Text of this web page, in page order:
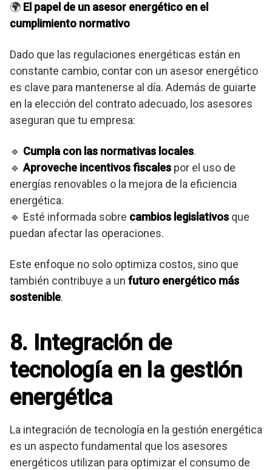
🌍 El papel de un asesor energético en el
cumplimiento normativo
Dado que las regulaciones energéticas están en
constante cambio, contar con un asesor energético
es clave para mantenerse al día. Además de guiarte
en la elección del contrato adecuado, los asesores
aseguran que tu empresa:
🔹 Cumpla con las normativas locales.
🔹 Aproveche incentivos fiscales por el uso de
energías renovables o la mejora de la eficiencia
energética.
🔹 Esté informada sobre cambios legislativos que
puedan afectar las operaciones.
Este enfoque no solo optimiza costos, sino que
también contribuye a un futuro energético más
sostenible.
8. Integración de
tecnología en la gestión
energética
La integración de tecnología en la gestión energética
es un aspecto fundamental que los asesores
energéticos utilizan para optimizar el consumo de